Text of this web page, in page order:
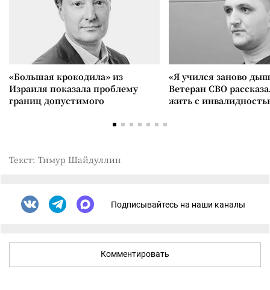
«Большая крокодила» из
Израиля показала проблему
границ допустимого
«Я учился заново
Ветеран СВО
жить с
Текст: Тимур Шайдуллин
Подписывайтесь на наши каналы
Комментировать